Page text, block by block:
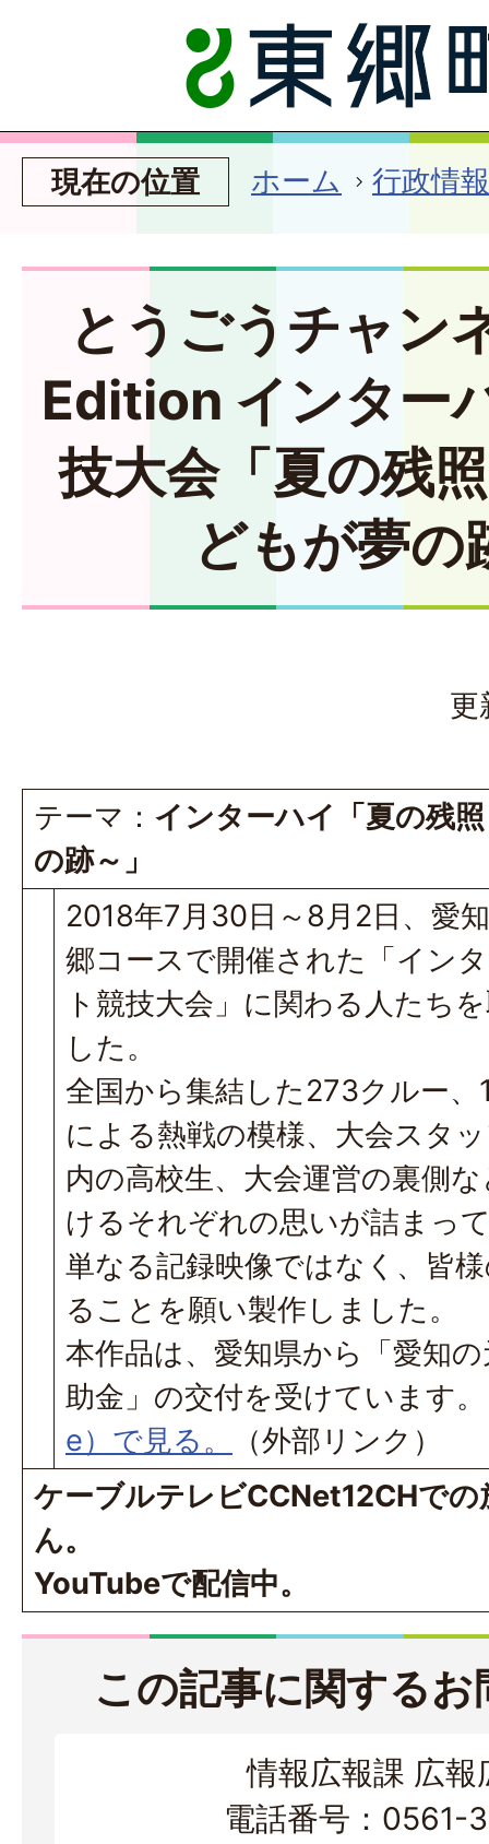
現在の位置 ホーム 行政情報
とうごうチャン
Edition インター
技大会「夏の残
どもが夢の
更
テーマ： インターハイ「夏の残
の跡～」
2018年7月30日～8月2日、愛
郷コースで開催された「イン
ト競技大会」に関わる人たち
した。
全国から集結した273クルー、
による熱戦の模様、大会スタ
内の高校生、大会運営の裏側
けるそれぞれの思いが詰まっ
単なる記録映像ではなく、皆
ることを願い製作しました。
本作品は、愛知県から「愛知
助金」の交付を受けています
e）で見る。
（外部リンク）
ケーブルテレビCCNet12CHで
ん。
YouTubeで配信中。
この記事に関する
情報広報課 広報
電話番号：0561-